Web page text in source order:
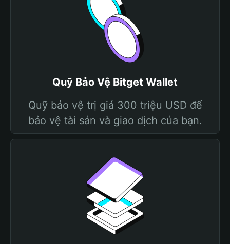
Quỹ Bảo Vệ Bitget Wallet
Quỹ bảo vệ trị giá 300 triệu USD để
bảo vệ tài sản và giao dịch của bạn.